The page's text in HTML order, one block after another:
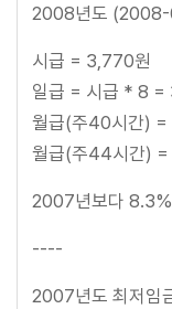
2008년도 (2008-
시급 = 3,770원
일급 = 시급 * 8 =
월급(주40시간)
월급(주44시간)
2007년보다
----
2007년도 최저임